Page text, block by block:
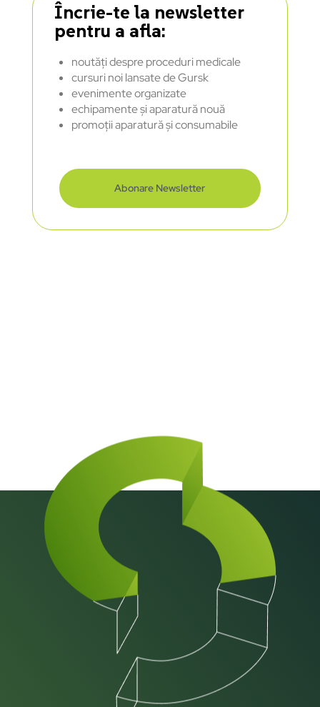
Încrie-te la newsletter
pentru a afla:
noutăți despre proceduri medicale
cursuri noi lansate de Gursk
evenimente organizate
echipamente și aparatură nouă
promoții aparatură și consumabile
Abonare Newsletter